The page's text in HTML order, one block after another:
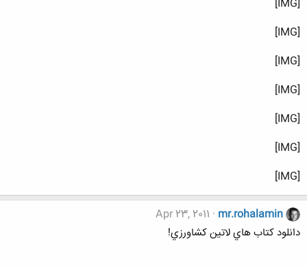
[IMG]
[IMG]
[IMG]
[IMG]
[IMG]
[IMG]
[IMG]
mr.rohalamin
Apr 23, 2011
دانلود كتاب هاي لاتين كشاورزي!